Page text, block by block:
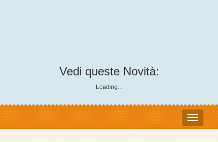
Vedi queste Novità:
Loading...